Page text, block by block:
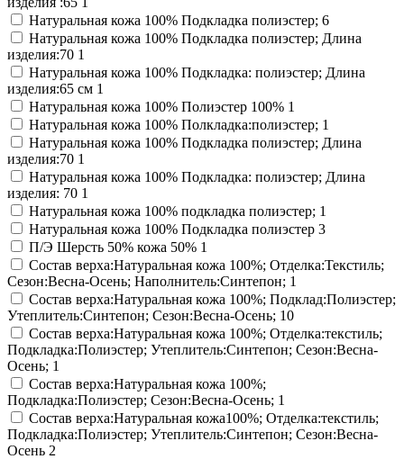
Натуральная кожа 100% Подкладка полиэстер; 6
Натуральная кожа 100% Подкладка полиэстер; Длина
изделия:70 1
Натуральная кожа 100% Подкладка: полиэстер; Длина
изделия:65 см 1
Натуральная кожа 100% Полиэстер 100% 1
Натуральная кожа 100% Полкладка:полиэстер; 1
Натуральная кожа 100% Подкладка полиэстер; Длина
изделия:70 1
Натуральная кожа 100% Подкладка: полиэстер; Длина
изделия: 70 1
Натуральная кожа 100% подкладка полиэстер; 1
Натуральная кожа 100% Подкладка полиэстер 3
П/Э Шерсть 50% кожа 50% 1
Состав верха:Натуральная кожа 100%; Отделка:Текстиль;
Сезон:Весна-Осень; Наполнитель:Синтепон; 1
Состав верха:Натуральная кожа 100%; Подклад:Полиэстер;
Утеплитель:Синтепон; Сезон:Весна-Осень; 10
Состав верха:Натуральная кожа 100%; Отделка:текстиль;
Подкладка:Полиэстер; Утеплитель:Синтепон; Сезон:Весна-
Осень; 1
Состав верха:Натуральная кожа 100%;
Подкладка:Полиэстер; Сезон:Весна-Осень; 1
Состав верха:Натуральная кожа100%; Отделка:текстиль;
Подкладка:Полиэстер; Утеплитель:Синтепон; Сезон:Весна-
Осень 2